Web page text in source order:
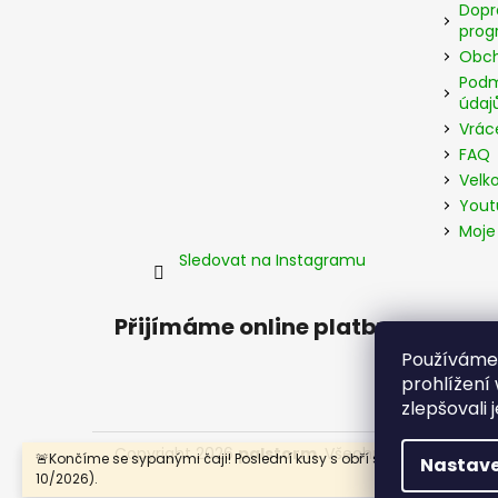
prohlížení
zlepšovali
🚨Končíme se sypanými čaji! Poslední kusy s obří slevou
10/2026).
Sledovat na Instagramu
FAQ
Přijímáme online platby
Copyright 2026palstorm. Všechna práva